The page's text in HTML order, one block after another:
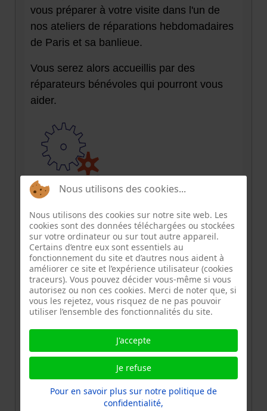
vous préparer à votre visite dans l'un de
nos ateliers de réparations hebdomadaires
de Paris et sa banlieue.
Vous serez alors accueillis par des
réparateurs bénévoles qui pourront vous
aider.
Cet évènement intitulé "Téléréparation" est
organisé par l'association REPAIR CAFE PARIS.
Vous serez acceuillis par des réparateurs
bénévoles habitués à participer à des
évènements de réparation de type Repair
Café, ces réparateurs bénévoles se joindront
convivialement à cet évènement pour vous
Nous utilisons des cookies...
Nous utilisons des cookies sur notre site web. Les
cookies sont des données téléchargées ou stockées
sur votre ordinateur ou sur tout autre appareil.
Certains d’entre eux sont essentiels au
fonctionnement du site et d’autres nous aident à
améliorer ce site et l’expérience utilisateur (cookies
traceurs). Vous pouvez décider vous-même si vous
autorisez ou non ces cookies. Merci de noter que, si
vous les rejetez, vous risquez de ne pas pouvoir
utiliser l’ensemble des fonctionnalités du site.
J'accepte
Je refuse
Pour en savoir plus sur notre politique de
confidentialité,